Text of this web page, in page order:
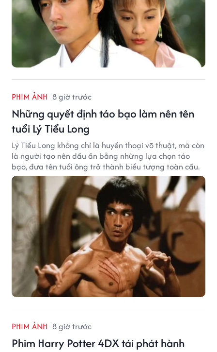
PHIM ẢNH 8 giờ trước
Những quyết định táo bạo làm nên tên
tuổi Lý Tiểu Long
Lý Tiểu Long không chỉ là huyền thoại võ thuật, mà còn
là người tạo nên dấu ấn bằng những lựa chọn táo
bạo, đưa tên tuổi ông trở thành biểu tượng toàn cầu.
PHIM ẢNH 8 giờ trước
Phim Harry Potter 4DX tái phát hành